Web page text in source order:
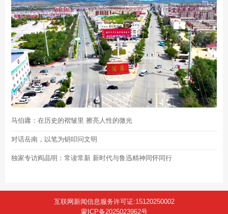
马伯庸：在历史的褶皱里 擦亮人性的微光
对话岳南，以笔为钥叩问文明
独家专访阎晶明：常读常新 新时代与鲁迅精神同怀同行
互联网新闻信息服务许可证:15120250002
蒙ICP备2025023962号